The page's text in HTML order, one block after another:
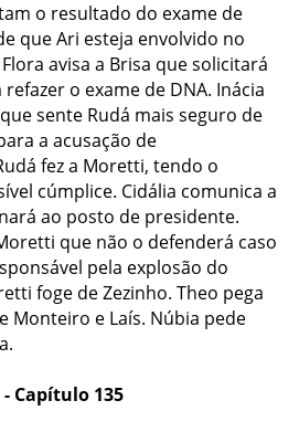
o resultado do exame de
que Ari esteja envolvido no
avisa a Brisa que solicitará
o exame de DNA. Inácia
sente Rudá mais seguro de
a acusação de
fez a Moretti, tendo o
cúmplice. Cidália comunica a
ao posto de presidente.
que não o defenderá caso
pela explosão do
foge de Zezinho. Theo pega
Monteiro e Laís. Núbia pede
Capítulo 135